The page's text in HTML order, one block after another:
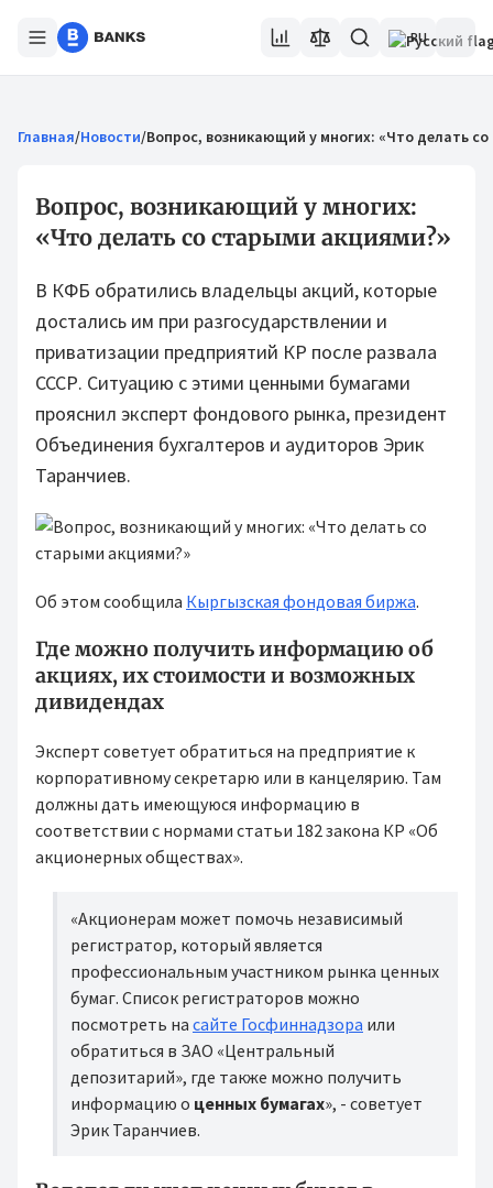
RU
Главная/Новости/Вопрос, возникающий у многих: «Что делать
Вопрос, возникающий у многих:
«Что делать со старыми акциями?»
В КФБ обратились владельцы акций, которые
достались им при разгосударствлении и
приватизации предприятий КР после развала
СССР. Ситуацию с этими ценными бумагами
прояснил эксперт фондового рынка, президент
Объединения бухгалтеров и аудиторов Эрик
Таранчиев.
Об этом сообщила Кыргызская фондовая биржа.
Где можно получить информацию об
акциях, их стоимости и возможных
дивидендах
Эксперт советует обратиться на предприятие к
корпоративному секретарю или в канцелярию. Там
должны дать имеющуюся информацию в
соответствии с нормами статьи 182 закона КР «Об
акционерных обществах».
«Акционерам может помочь независимый
регистратор, который является
профессиональным участником рынка ценных
бумаг. Список регистраторов можно
посмотреть на сайте Госфиннадзора или
обратиться в ЗАО «Центральный
депозитарий», где также можно получить
информацию о ценных бумагах», - советует
Эрик Таранчиев.